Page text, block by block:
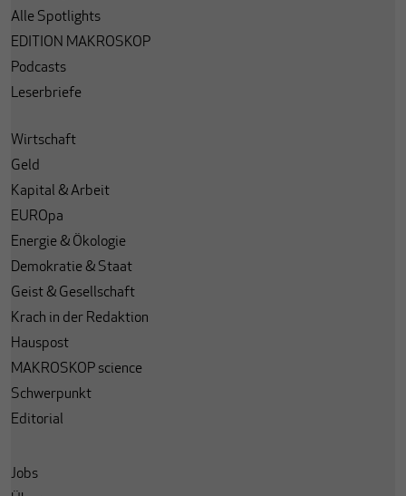
Alle Spotlights
EDITION MAKROSKOP
Podcasts
Leserbriefe
Wirtschaft
Geld
Kapital & Arbeit
EUROpa
Energie & Ökologie
Demokratie & Staat
Geist & Gesellschaft
Krach in der Redaktion
Hauspost
MAKROSKOP science
Schwerpunkt
Editorial
Jobs